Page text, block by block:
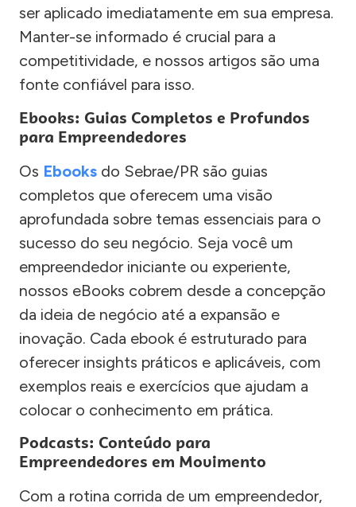
ser aplicado imediatamente em sua empresa.
Manter-se informado é crucial para a
competitividade, e nossos artigos são uma
fonte confiável para isso.
Ebooks: Guias Completos e Profundos
para Empreendedores
Os Ebooks do Sebrae/PR são guias
completos que oferecem uma visão
aprofundada sobre temas essenciais para o
sucesso do seu negócio. Seja você um
empreendedor iniciante ou experiente,
nossos eBooks cobrem desde a concepção
da ideia de negócio até a expansão e
inovação. Cada ebook é estruturado para
oferecer insights práticos e aplicáveis, com
exemplos reais e exercícios que ajudam a
colocar o conhecimento em prática.
Podcasts: Conteúdo para
Empreendedores em Movimento
Com a rotina corrida de um empreendedor,